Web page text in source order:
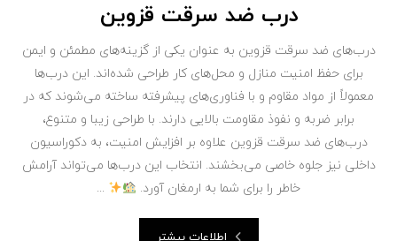
درب ضد سرقت قزوین
درب‌های ضد سرقت قزوین به عنوان یکی از گزینه‌های مطمئن و ایمن
برای حفظ امنیت منازل و محل‌های کار طراحی شده‌اند. این درب‌ها
معمولاً از مواد مقاوم و با فناوری‌های پیشرفته ساخته می‌شوند که در
برابر ضربه و نفوذ مقاومت بالایی دارند. با طراحی زیبا و متنوع،
درب‌های ضد سرقت قزوین علاوه بر افزایش امنیت، به دکوراسیون
داخلی نیز جلوه خاصی می‌بخشند. انتخاب این درب‌ها می‌تواند آرامش
خاطر را برای شما به ارمغان آورد.
...
اطلاعات بیشتر